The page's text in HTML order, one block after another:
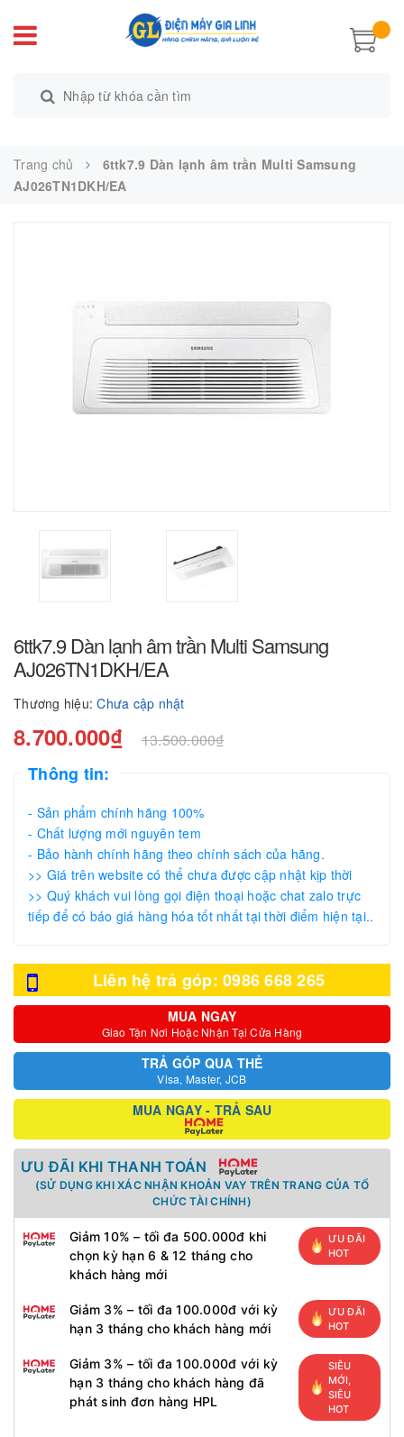
Trang chủ
6ttk7.9 Dàn lạnh âm trần Multi Samsung
AJ026TN1DKH/EA
6ttk7.9 Dàn lạnh âm trần Multi Samsung
AJ026TN1DKH/EA
Thương hiệu: Chưa cập nhật
8.700.000₫ 13.500.000₫
Thông tin:
- Sản phẩm chính hãng 100%
- Chất lượng mới nguyên tem
- Bảo hành chính hãng theo chính sách của hãng.
>> Giá trên website có thể chưa được cập nhật kịp thời
>> Quý khách vui lòng gọi điện thoại hoặc chat zalo trực
tiếp để có báo giá hàng hóa tốt nhất tại thời điểm hiện tại..
Liên hệ trả góp: 0986 668 265
MUA NGAY
Giao Tận Nơi Hoặc Nhận Tại Cửa Hàng
TRẢ GÓP QUA THẺ
Visa, Master, JCB
MUA NGAY - TRẢ SAU
ƯU ĐÃI KHI THANH TOÁN
(SỬ DỤNG KHI XÁC NHẬN KHOẢN VAY TRÊN TRANG CỦA TỔ
CHỨC TÀI CHÍNH)
Giảm 10% – tối đa 500.000đ khi
chọn kỳ hạn 6 & 12 tháng cho
khách hàng mới
ƯU ĐÃI
HOT
Giảm 3% – tối đa 100.000đ với kỳ
hạn 3 tháng cho khách hàng mới
ƯU ĐÃI
HOT
Giảm 3% – tối đa 100.000đ với kỳ
hạn 3 tháng cho khách hàng đã
phát sinh đơn hàng HPL
SIÊU
MỚI,
SIÊU
HOT